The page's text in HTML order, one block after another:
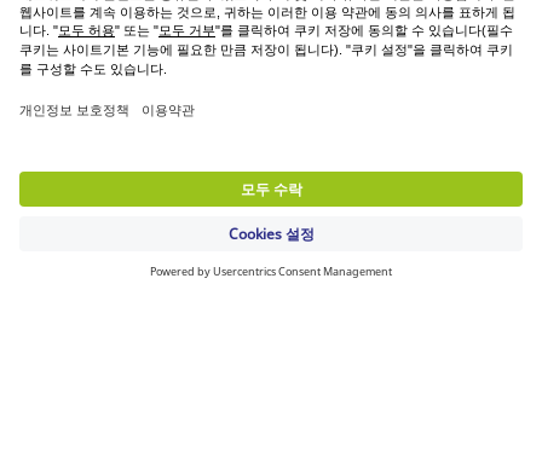
익일배송(도서산간지역 제외)
오후 5시 이전 주문까지
반품
주문 후 30일 이내(단순 변심 반품비 2,500원)
당일 주문 후 취소는 고객 서비스 센터로 연락해주세요
관련 자료 찾아보기